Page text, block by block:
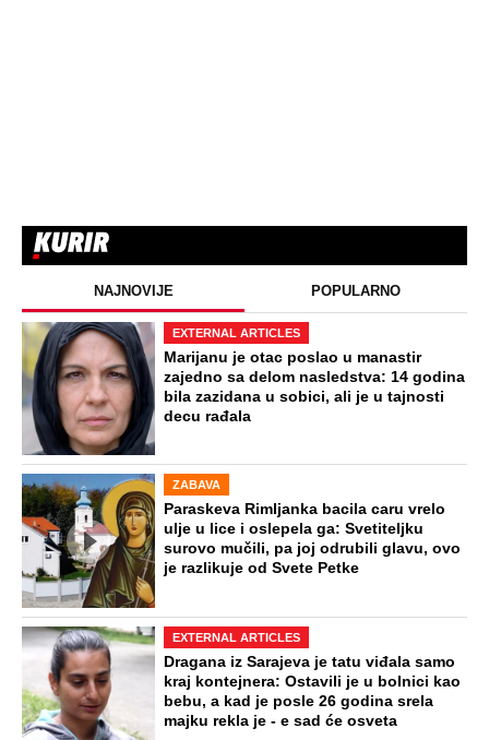
NAJNOVIJE POPULARNO
EXTERNAL ARTICLES
Marijanu je otac poslao u manastir
zajedno sa delom nasledstva: 14 godina
bila zazidana u sobici, ali je u tajnosti
decu rađala
ZABAVA
Paraskeva Rimljanka bacila caru vrelo
ulje u lice i oslepela ga: Svetiteljku
surovo mučili, pa joj odrubili glavu, ovo
je razlikuje od Svete Petke
EXTERNAL ARTICLES
Dragana iz Sarajeva je tatu viđala samo
kraj kontejnera: Ostavili je u bolnici kao
bebu, a kad je posle 26 godina srela
majku rekla je - e sad će osveta